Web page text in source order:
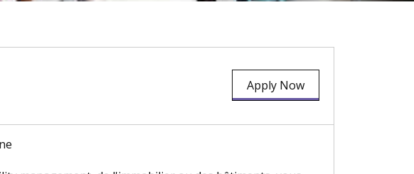
Apply Now